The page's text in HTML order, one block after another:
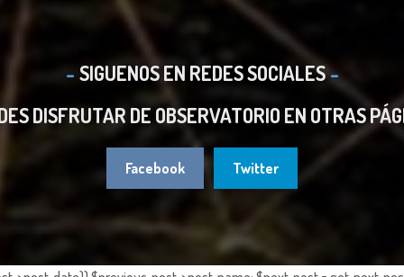
SIGUENOS EN REDES SOCIALES
DISFRUTAR DE OBSERVATORIO EN OTRAS
Facebook Twitter